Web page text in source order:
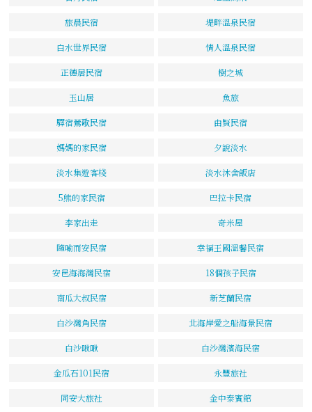
旅晨民宿 堤畔溫泉民宿
白水世界民宿 情人溫泉民宿
正德居民宿 樹之城
玉山居 魚旅
驛宿鶯歌民宿 由賢民宿
媽媽的家民宿 夕說淡水
淡水集遊客棧 淡水沐舍飯店
5熊的家民宿 巴拉卡民宿
李家出走 奇米屋
隨喻而安民宿 幸福王國溫馨民宿
安邑海海灣民宿 18個孩子民宿
南瓜大叔民宿 新芝蘭民宿
白沙灣角民宿 北海岸愛之船海景民宿
白沙啾啾 白沙灣濱海民宿
金瓜石101民宿 永豐旅社
同安大旅社 金中泰賓館